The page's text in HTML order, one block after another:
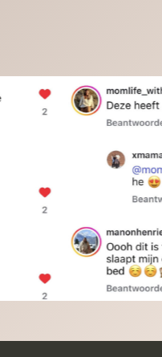
het is het waard.